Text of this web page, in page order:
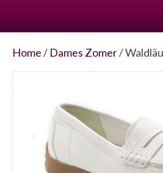
Home/ Dames Zomer/